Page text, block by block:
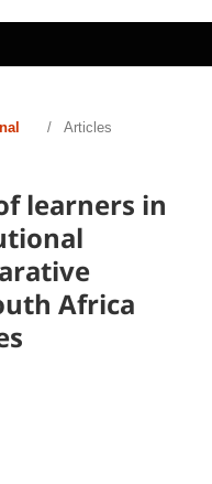
/ Articles
learners in
Africa